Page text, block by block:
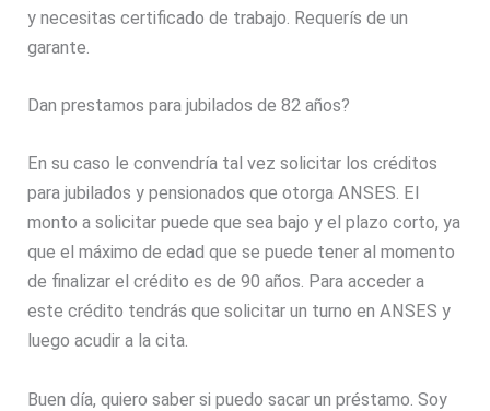
y necesitas certificado de trabajo. Requerís de un
garante.
Dan prestamos para jubilados de 82 años?
En su caso le convendría tal vez solicitar los créditos
para jubilados y pensionados que otorga ANSES. El
monto a solicitar puede que sea bajo y el plazo corto, ya
que el máximo de edad que se puede tener al momento
de finalizar el crédito es de 90 años. Para acceder a
este crédito tendrás que solicitar un turno en ANSES y
luego acudir a la cita.
Buen día, quiero saber si puedo sacar un préstamo. Soy